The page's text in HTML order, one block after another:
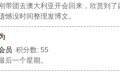
带团去澳大利亚开会回来，欣赏到
憾没时间整理发博文。
员 积分数: 55
后一个星期。